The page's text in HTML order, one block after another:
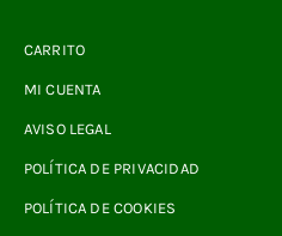
CARRITO
MI CUENTA
AVISO LEGAL
POLÍTICA DE PRIVACIDAD
POLÍTICA DE COOKIES